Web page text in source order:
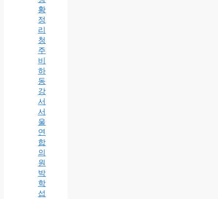
황
정
리
청
주
비
하
동
강
서
서
울
연
합
의
원
박
학
섭